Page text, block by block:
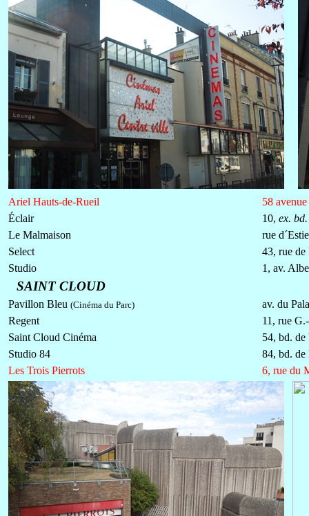
Ariel Hauts-de-Rueil
58
Éclair
10, ex.
Le Malmaison
rue
Select
43, rue
Studio
1, av.
SAINT CLOUD
Pavillon Bleu (Cinéma du Parc)
av. du
Regent
11, rue
Saint Cloud Cinéma
54, bd. de
Studio 84
84, bd. de
Les Trois Pierrots
6, rue du